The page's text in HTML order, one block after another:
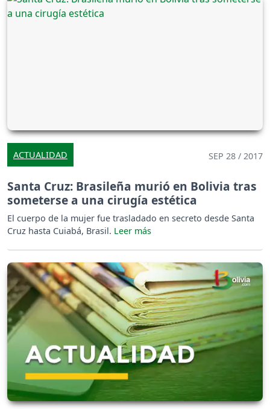
ACTUALIDAD SEP 28 / 2017
Santa Cruz: Brasileña murió en Bolivia tras
someterse a una cirugía estética
El cuerpo de la mujer fue trasladado en secreto desde Santa
Cruz hasta Cuiabá, Brasil.